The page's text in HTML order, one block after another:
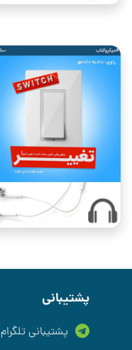
پشتیبانی
پشتیبانی تلگرام